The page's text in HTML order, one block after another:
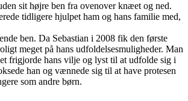
sit højre ben fra ovenover knæet og ned.
tidligere hjulpet ham og hans familie med,
ben. Da Sebastian i 2008 fik den første
meget på hans udfoldelsesmuligheder. Man
frigjorde hans vilje og lyst til at udfolde sig i
han og vænnede sig til at have protesen
som andre børn.